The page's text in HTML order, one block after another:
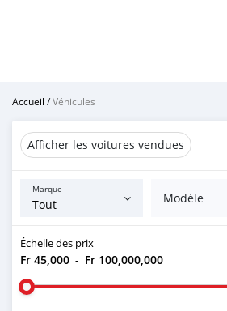
Accueil /Véhicules
Afficher les voitures vendues
Marque
Modèle
Échelle des prix
Fr 45,000 - Fr 100,000,000